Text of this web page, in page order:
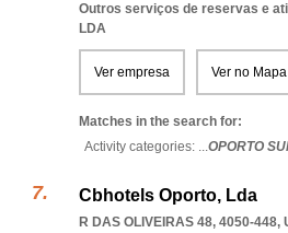
Outros serviços de reservas e
LDA
Ver empresa Ver no Mapa
Matches in the search for:
Activity categories: ...OPORTO
Cbhotels Oporto, Lda
R DAS OLIVEIRAS 48, 4050-448,